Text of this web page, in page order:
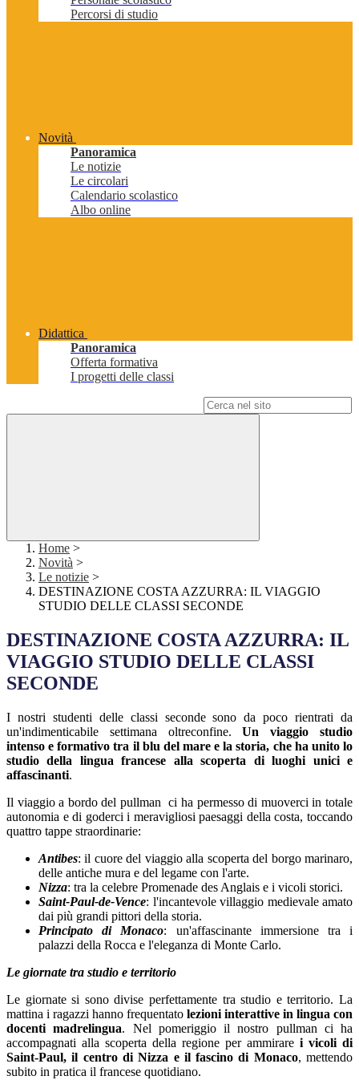
Percorsi di studio
Novità
Panoramica
Le notizie
Le circolari
Calendario scolastico
Albo online
Didattica
Panoramica
Offerta formativa
I progetti delle classi
Home >
Novità >
Le notizie >
DESTINAZIONE COSTA AZZURRA: IL VIAGGIO
STUDIO DELLE CLASSI SECONDE
DESTINAZIONE COSTA AZZURRA: IL
VIAGGIO STUDIO DELLE CLASSI
SECONDE
I nostri studenti delle classi seconde sono da poco rientrati da
un'indimenticabile settimana oltreconfine.Un viaggio studio
intenso e formativo tra il blu del mare e la storia, che ha unito lo
studio della lingua francese alla scoperta di luoghi unici e
affascinanti.
Il viaggio a bordo del pullman
ci ha permesso di muoverci in totale
autonomia e di goderci i meravigliosi paesaggi della costa, toccando
quattro tappe straordinarie:
Antibes: il cuore del viaggio alla scoperta del borgo marinaro,
delle antiche mura e del legame con l'arte.
Nizza: tra la celebre Promenade des Anglais e i vicoli storici.
Saint-Paul-de-Vence: l'incantevole villaggio medievale amato
dai più grandi pittori della storia.
Principato di Monaco: un'affascinante immersione tra i
palazzi della Rocca e l'eleganza di Monte Carlo.
Le giornate tra studio e territorio
Le giornate si sono divise perfettamente tra studio e territorio. La
mattina i ragazzi hanno frequentato lezioni interattive in lingua con
docenti madrelingua. Nel pomeriggio il nostro pullman ci ha
accompagnati alla scoperta della regione per ammirare i vicoli di
Saint-Paul, il centro di Nizza e il fascino di Monaco, mettendo
subito in pratica il francese quotidiano.